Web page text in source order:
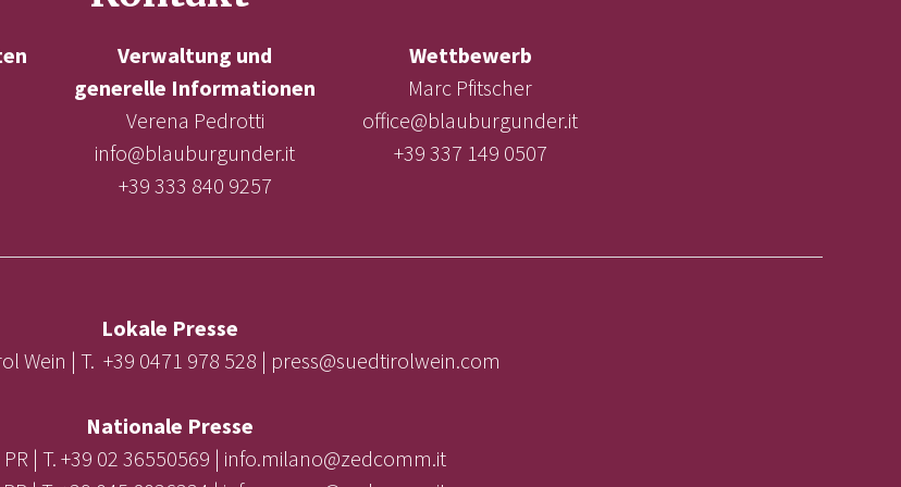
Verwaltung und
generelle Informationen
Verena Pedrotti
info@blauburgunder.it
+39 333 840 9257
Wettbewerb
Marc Pfitscher
office@blauburgunder.it
+39 337 149 0507
Lokale Presse
Wein | T. +39 0471 978 528 | press@suedtirolwein.com
Nationale Presse
| T. +39 02 36550569 | info.milano@zedcomm.it